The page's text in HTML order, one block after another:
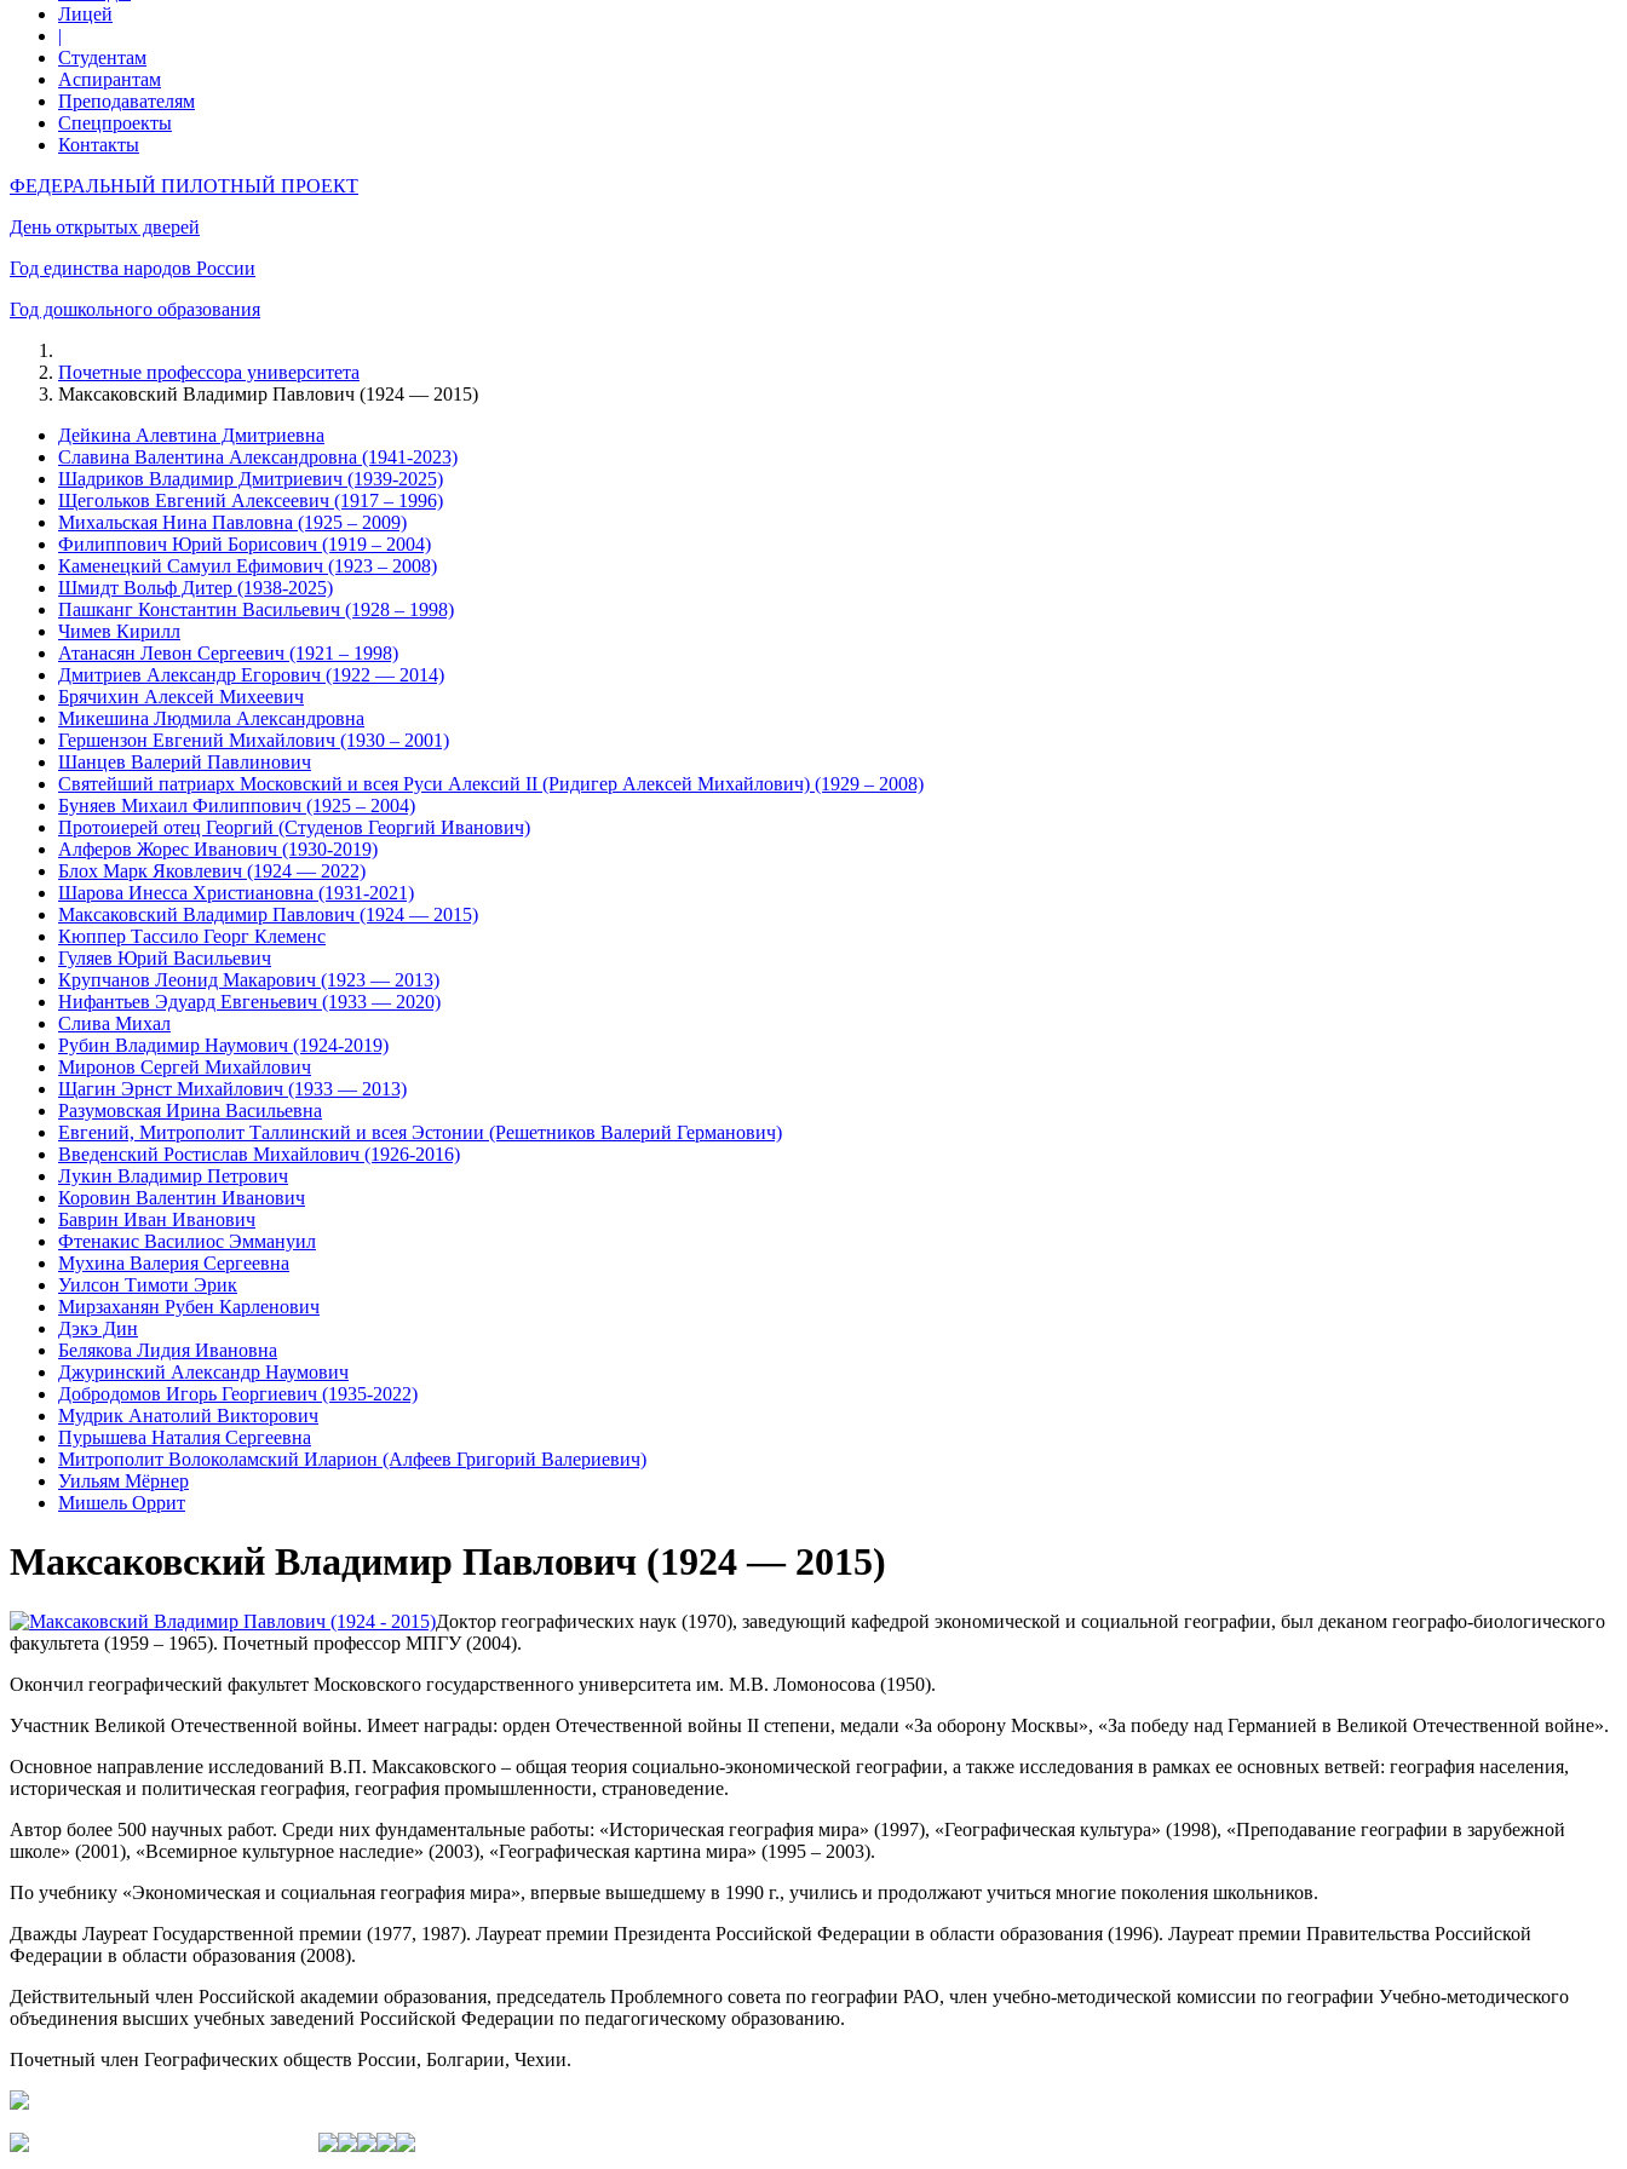
Лицей
|
Студентам
Аспирантам
Преподавателям
Спецпроекты
Контакты
ФЕДЕРАЛЬНЫЙ ПИЛОТНЫЙ ПРОЕКТ
День открытых дверей
Год единства народов России
Год дошкольного образования
Почетные профессора университета
Максаковский Владимир Павлович (1924 — 2015)
Дейкина Алевтина Дмитриевна
Славина Валентина Александровна (1941-2023)
Шадриков Владимир Дмитриевич (1939-2025)
Щегольков Евгений Алексеевич (1917 – 1996)
Михальская Нина Павловна (1925 – 2009)
Филиппович Юрий Борисович (1919 – 2004)
Каменецкий Самуил Ефимович (1923 – 2008)
Шмидт Вольф Дитер (1938-2025)
Пашканг Константин Васильевич (1928 – 1998)
Чимев Кирилл
Атанасян Левон Сергеевич (1921 – 1998)
Дмитриев Александр Егорович (1922 — 2014)
Брячихин Алексей Михеевич
Микешина Людмила Александровна
Гершензон Евгений Михайлович (1930 – 2001)
Шанцев Валерий Павлинович
Святейший патриарх Московский и всея Руси Алексий II (Ридигер Алексей Михайлович) (1929 – 2008)
Буняев Михаил Филиппович (1925 – 2004)
Протоиерей отец Георгий (Студенов Георгий Иванович)
Алферов Жорес Иванович (1930-2019)
Блох Марк Яковлевич (1924 — 2022)
Шарова Инесса Христиановна (1931-2021)
Максаковский Владимир Павлович (1924 — 2015)
Кюппер Тассило Георг Клеменс
Гуляев Юрий Васильевич
Крупчанов Леонид Макарович (1923 — 2013)
Нифантьев Эдуард Евгеньевич (1933 — 2020)
Слива Михал
Рубин Владимир Наумович (1924-2019)
Миронов Сергей Михайлович
Щагин Эрнст Михайлович (1933 — 2013)
Разумовская Ирина Васильевна
Евгений, Митрополит Таллинский и всея Эстонии (Решетников Валерий Германович)
Введенский Ростислав Михайлович (1926-2016)
Лукин Владимир Петрович
Коровин Валентин Иванович
Баврин Иван Иванович
Фтенакис Василиос Эммануил
Мухина Валерия Сергеевна
Уилсон Тимоти Эрик
Мирзаханян Рубен Карленович
Дэкэ Дин
Белякова Лидия Ивановна
Джуринский Александр Наумович
Добродомов Игорь Георгиевич (1935-2022)
Мудрик Анатолий Викторович
Пурышева Наталия Сергеевна
Митрополит Волоколамский Иларион (Алфеев Григорий Валериевич)
Уильям Мёрнер
Мишель Оррит
Максаковский Владимир Павлович (1924 — 2015)
Доктор географических наук (1970), заведующий кафедрой экономической и социальной географии, был деканом географо-биологического
факультета (1959 – 1965). Почетный профессор МПГУ (2004).
Окончил географический факультет Московского государственного университета им. М.В. Ломоносова (1950).
Участник Великой Отечественной войны. Имеет награды: орден Отечественной войны II степени, медали «За оборону Москвы», «За победу над Германией в Великой Отечественной войне».
Основное направление исследований В.П. Максаковского – общая теория социально-экономической географии, а также исследования в рамках ее основных ветвей: география населения,
историческая и политическая география, география промышленности, страноведение.
Автор более 500 научных работ. Среди них фундаментальные работы: «Историческая география мира» (1997), «Географическая культура» (1998), «Преподавание географии в зарубежной
школе» (2001), «Всемирное культурное наследие» (2003), «Географическая картина мира» (1995 – 2003).
По учебнику «Экономическая и социальная география мира», впервые вышедшему в 1990 г., учились и продолжают учиться многие поколения школьников.
Дважды Лауреат Государственной премии (1977, 1987). Лауреат премии Президента Российской Федерации в области образования (1996). Лауреат премии Правительства Российской
Федерации в области образования (2008).
Действительный член Российской академии образования, председатель Проблемного совета по географии РАО, член учебно-методической комиссии по географии Учебно-методического
объединения высших учебных заведений Российской Федерации по педагогическому образованию.
Почетный член Географических обществ России, Болгарии, Чехии.